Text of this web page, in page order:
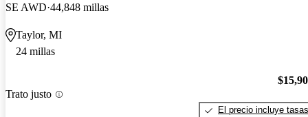
SE AWD 44,848 millas
Taylor, MI
24 millas
Trato justo
El precio incluye tasas